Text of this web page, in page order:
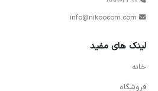
info@nikoocom.com
لینک های مفید
خانه
فروشگاه